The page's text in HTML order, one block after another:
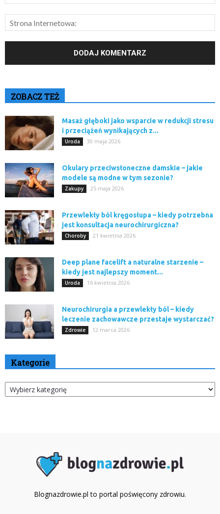
ZOBACZ TEŻ
Masaż głęboki jako wsparcie w redukcji stresu
i przeciążeń wynikających z...
Uroda 30 maja 2026
Okulary przeciwsłoneczne damskie – jakie
modele są modne w tym sezonie?
Zakupy 25 maja 2026
Przewlekły ból kręgosłupa – kiedy potrzebna
jest konsultacja neurochirurgiczna?
Choroby 21 kwietnia 2026
Deep plane facelift a naturalne starzenie –
kiedy jest najlepszy moment...
Uroda 16 kwietnia 2026
Neurochirurgia a przewlekły ból – kiedy
leczenie zachowawcze przestaje wystarczać?
Zdrowie 12 marca 2026
Kategorie
Kategorie
Blognazdrowie.pl to portal poświęcony zdrowiu.